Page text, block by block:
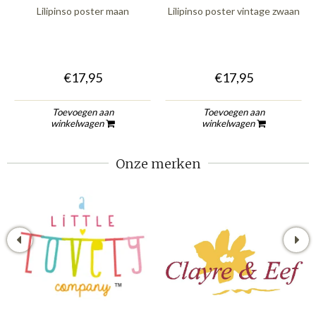
Lilipinso poster maan
€17,95
Toevoegen aan
winkelwagen
Lilipinso poster vintage zwaan
€17,95
Toevoegen aan
winkelwagen
Onze merken